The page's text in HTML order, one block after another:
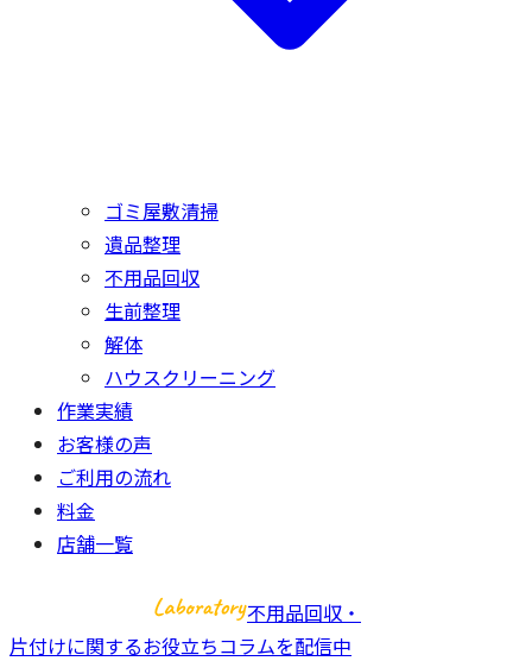
ゴミ屋敷清掃
遺品整理
不用品回収
生前整理
解体
ハウスクリーニング
作業実績
お客様の声
ご利用の流れ
料金
店舗一覧
不用品回収・
片付けに関するお役立ちコラムを配信中